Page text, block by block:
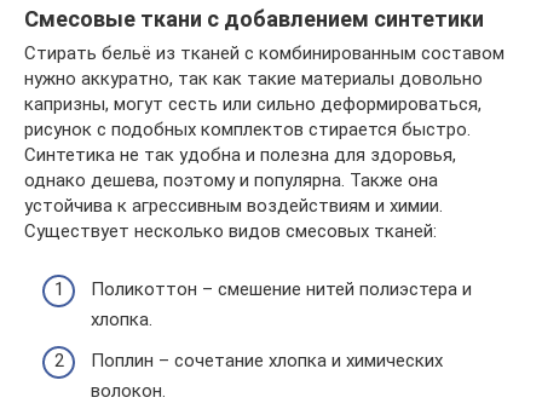
Смесовые ткани с добавлением синтетики
Стирать бельё из тканей с комбинированным составом
нужно аккуратно, так как такие материалы довольно
капризны, могут сесть или сильно деформироваться,
рисунок с подобных комплектов стирается быстро.
Синтетика не так удобна и полезна для здоровья,
однако дешева, поэтому и популярна. Также она
устойчива к агрессивным воздействиям и химии.
Существует несколько видов смесовых тканей:
Поликоттон – смешение нитей полиэстера и
хлопка.
Поплин – сочетание хлопка и химических
волокон.